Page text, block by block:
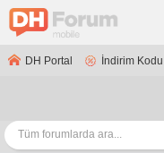
DH Portal İndirim Kodu